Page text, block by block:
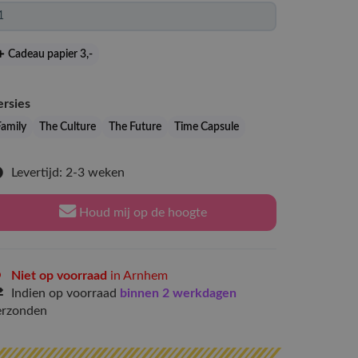
Cadeau papier 3,-
The Culture The Future Time Capsule
Levertijd: 2-3 weken
Houd mij op de hoogte
Niet op voorraad in Arnhem
Indien op voorraad binnen 2 werkdagen